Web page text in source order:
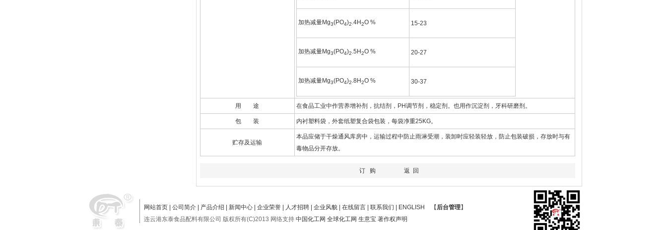
加热减量Mg3(PO4)2.4H2O % 15-23
加热减量Mg3(PO4)2.5H2O % 20-27
加热减量Mg3(PO4)2.8H2O % 30-37
用 途 在食品工业中作营养增补剂，抗结剂，PH调节剂，稳定剂。也用作沉淀剂，牙科研磨剂。
包 装 内衬塑料袋，外套纸塑复合袋包装，每袋净重25KG。
贮存及运输
本品应储于干燥通风库房中，运输过程中防止雨淋受潮，装卸时应轻装轻放，防止包装破损，存放时与有
毒物品分开存放。
订 购 返 回
网站首页 公司简介 产品介绍 新闻中心 企业荣誉 人才招聘 企业风貌 在线留言 联系我们 ENGLISH 【 后台管理】
连云港东泰食品配料有限公司 版权所有(C)2013 网络支持 中国化工网 全球化工网 生意宝 著作权声明